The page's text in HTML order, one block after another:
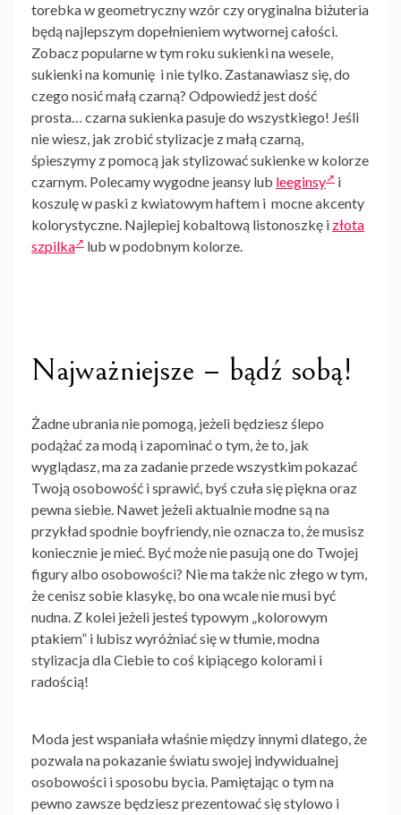
torebka w geometryczny wzór czy oryginalna biżuteria
będą najlepszym dopełnieniem wytwornej całości.
Zobacz popularne w tym roku sukienki na wesele,
sukienki na komunię i nie tylko. Zastanawiasz się, do
czego nosić małą czarną? Odpowiedź jest dość
prosta… czarna sukienkapasuje do wszystkiego! Jeśli
nie wiesz, jak zrobić stylizacje z małą czarną,
śpieszymy z pomocą jak stylizowaćsukienkew kolorze
czarnym. Polecamy wygodne jeansy lub leeginsy
i
koszulę w paski z kwiatowym haftem i mocne akcenty
kolorystyczne. Najlepiej kobaltową listonoszkę i złota
szpilka
lub w podobnym kolorze.
Najważniejsze – bądź sobą!
Żadne ubrania nie pomogą, jeżeli będziesz ślepo
podążać za modą i zapominać o tym, że to, jak
wyglądasz, ma za zadanie przede wszystkim pokazać
Twoją osobowość i sprawić, byś czuła się piękna oraz
pewna siebie. Nawet jeżeli aktualnie modne są na
przykład spodnie boyfriendy, nie oznacza to, że musisz
koniecznie je mieć. Być może nie pasują one do Twojej
figury albo osobowości? Nie ma także nic złego w tym,
że cenisz sobie klasykę, bo ona wcale nie musi być
nudna. Z kolei jeżeli jesteś typowym „kolorowym
ptakiem” i lubisz wyróżniać się w tłumie,modna
stylizacjadla Ciebie to coś kipiącego kolorami i
radością!
Moda jest wspaniała właśnie między innymi dlatego, że
pozwala na pokazanie światu swojej indywidualnej
osobowości i sposobu bycia. Pamiętając o tym na
pewno zawsze będziesz prezentować się stylowo i